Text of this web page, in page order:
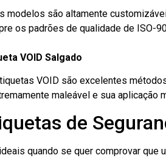
modelos são altamente
os padrões de qualidade de ISO-
VOID Salgado
VOID são excelentes
maleável e sua aplicação
de
quando se quer comprovar